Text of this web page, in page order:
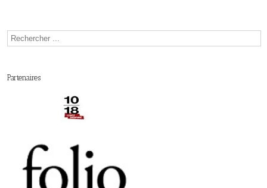
Partenaires